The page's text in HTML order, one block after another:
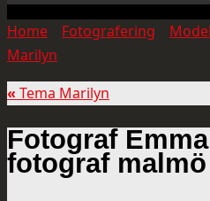
Home Fotografering
Marilyn
« Tema Marilyn
Fotograf
fotograf malmö